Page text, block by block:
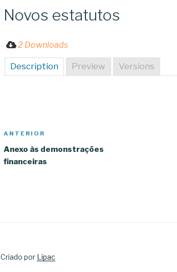
Novos estatutos
2 Downloads
Description Preview Versions
Navegação
de
artigos
Conteúdo
anterior
ANTERIOR
Anexo às demonstrações
financeiras
Criado por Lipac